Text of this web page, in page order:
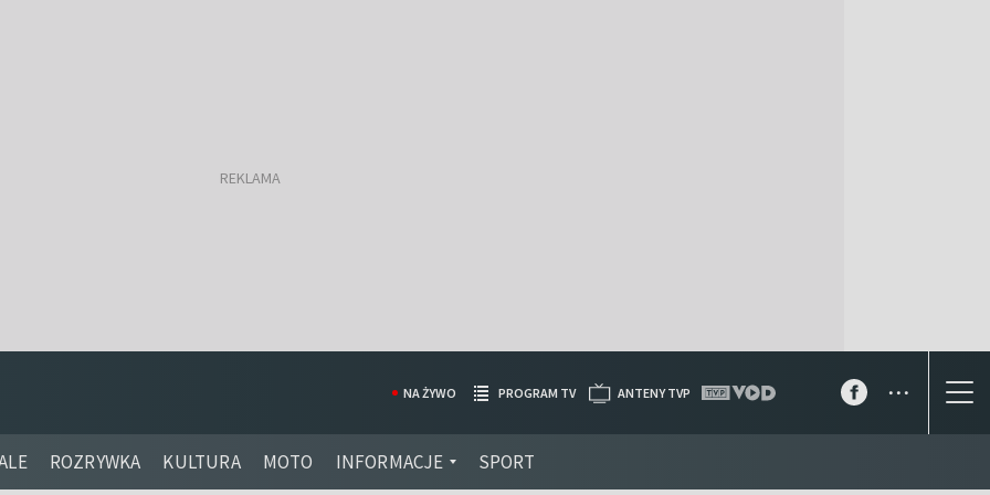
ROZRYWKA KULTURA MOTO INFORMACJE SPORT
NA ŻYWO PROGRAM TV ANTENY TVP ...